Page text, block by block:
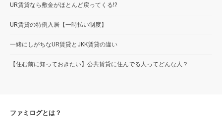
UR賃貸なら敷金がほとんど戻ってくる!?
UR賃貸の特例入居【一時払い制度】
一緒にしがちなUR賃貸とJKK賃貸の違い
【住む前に知っておきたい】公共賃貸に住んでる人ってどんな人？
ファミログとは？